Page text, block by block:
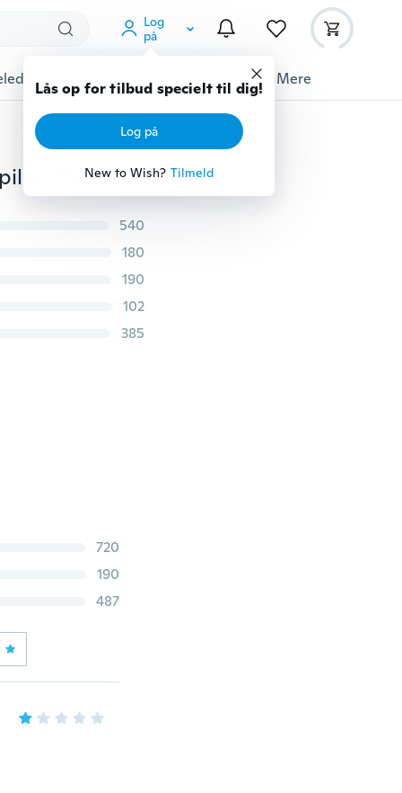
Log
på
Lås op for tilbud specielt til dig!
Log på
New to Wish? Tilmeld
Gadgets Værktøj Mere
5 farver mini genopladelig Micro SD TF USB-musikafspiller FM-radio MP3-understøttelseshukommelseskort (hvid, gul, blå, lyserød, sort)
540
180
190
102
385
720
190
487